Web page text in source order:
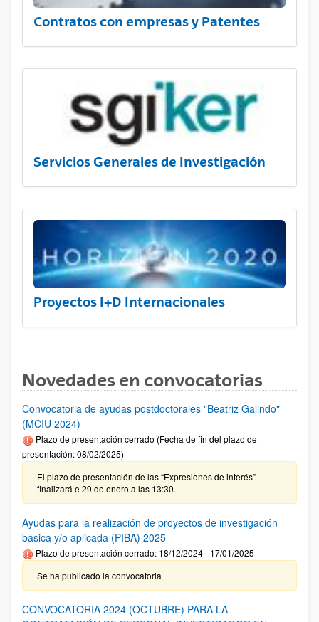
Contratos con empresas y Patentes
Servicios Generales de Investigación
Proyectos I+D Internacionales
Novedades en convocatorias
Convocatoria de ayudas postdoctorales "Beatriz Galindo"
(MCIU 2024)
Plazo de presentación cerrado (Fecha de fin del plazo de
presentación: 08/02/2025)
El plazo de presentación de las “Expresiones de interés”
finalizará e 29 de enero a las 13:30.
Ayudas para la realización de proyectos de investigación
básica y/o aplicada (PIBA) 2025
Plazo de presentación cerrado: 18/12/2024 - 17/01/2025
Se ha publicado la convocatoria
CONVOCATORIA 2024 (OCTUBRE) PARA LA